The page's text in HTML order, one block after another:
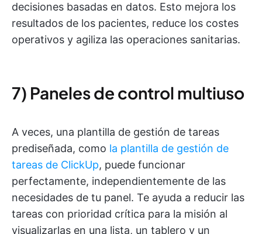
decisiones basadas en datos. Esto mejora los
resultados de los pacientes, reduce los costes
operativos y agiliza las operaciones sanitarias.
7) Paneles de control multiuso
A veces, una plantilla de gestión de tareas
prediseñada, como la plantilla de gestión de
tareas de ClickUp, puede funcionar
perfectamente, independientemente de las
necesidades de tu panel. Te ayuda a reducir las
tareas con prioridad crítica para la misión al
visualizarlas en una lista, un tablero y un